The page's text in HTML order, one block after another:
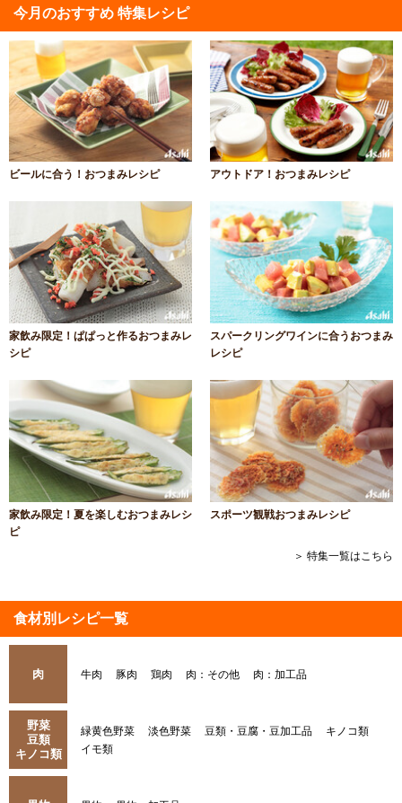
今月のおすすめ 特集レシピ
ビールに合う！おつまみレシピ アウトドア！おつまみレシピ
家飲み限定！ぱぱっと作るおつまみレ
シピ
スパークリングワインに合うおつまみ
レシピ
家飲み限定！夏を楽しむおつまみレシ
ピ
スポーツ観戦おつまみレシピ
＞ 特集一覧はこちら
食材別レシピ一覧
肉 牛肉 豚肉 鶏肉 肉：その他 肉：加工品
野菜
豆類
キノコ類
緑黄色野菜 淡色野菜 豆類・豆腐・豆加工品
キノコ類
イモ類